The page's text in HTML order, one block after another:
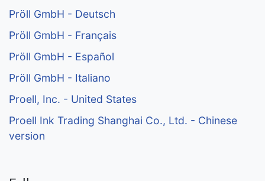
Pröll GmbH - Deutsch
Pröll GmbH - Français
Pröll GmbH - Español
Pröll GmbH - Italiano
Proell, Inc. - United States
Proell Ink Trading Shanghai Co., Ltd. - Chinese
version